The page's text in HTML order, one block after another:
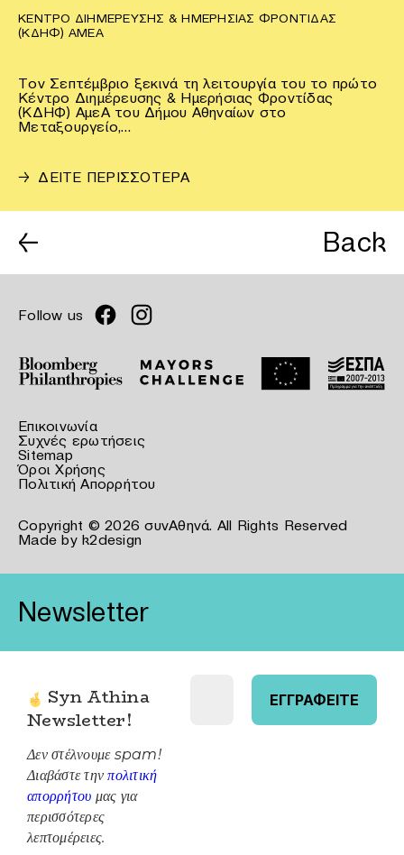
ΚΈΝΤΡΟ ΔΙΗΜΈΡΕΥΣΗΣ & ΗΜΕΡΉΣΙΑΣ ΦΡΟΝΤΊΔΑΣ
(ΚΔΗΦ) ΑΜΕΑ
Τον Σεπτέμβριο ξεκινά τη λειτουργία του το πρώτο
Κέντρο Διημέρευσης & Ημερήσιας Φροντίδας
(ΚΔΗΦ) ΑμεΑ του Δήμου Αθηναίων στο
Μεταξουργείο,…
→ ΔΕΙΤΕ ΠΕΡΙΣΣΟΤΕΡΑ
← Back
Follow us
Επικοινωνία
Συχνές ερωτήσεις
Sitemap
Όροι Χρήσης
Πολιτική Απορρήτου
Copyright © 2026 συνΑθηνά. All Rights Reserved
Made by k2design
Newsletter
Syn Athina
Newsletter!
Δεν στέλνουμε spam!
Διαβάστε τηνπολιτική
απορρήτου μας για
περισσότερες
λεπτομέρειες.